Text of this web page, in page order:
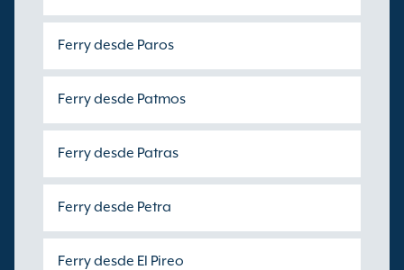
Ferry desde Paros
Ferry desde Patmos
Ferry desde Patras
Ferry desde Petra
Ferry desde El Pireo